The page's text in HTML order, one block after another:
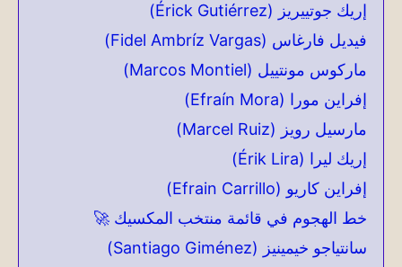
إريك جوتييريز (Érick Gutiérrez)
فيديل فارغاس (Fidel Ambríz Vargas)
ماركوس مونتييل (Marcos Montiel)
إفراين مورا (Efraín Mora)
مارسيل رويز (Marcel Ruiz)
إريك ليرا (Érik Lira)
إفراين كاريو (Efrain Carrillo)
خط الهجوم في قائمة منتخب المكسيك 🚀
سانتياجو خيمينيز (Santiago Giménez)